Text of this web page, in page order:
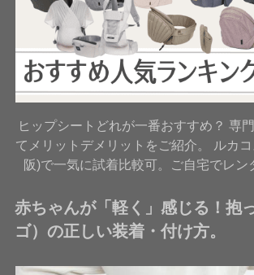
ヒップシートどれが一番おすすめ？ 専
てメリットデメリットをご紹介。 ルカ
阪)で一気に試着比較可。ご自宅でレン
赤ちゃんが「軽く」感じる！抱
ゴ）の正しい装着・付け方。